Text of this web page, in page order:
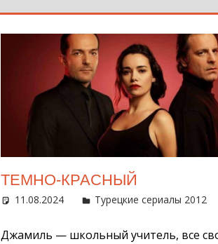
ТЕМНО-КРАСНЫЙ
11.08.2024 Администратор
Турецкие сериалы 2012
Джамиль — школьный учитель, все